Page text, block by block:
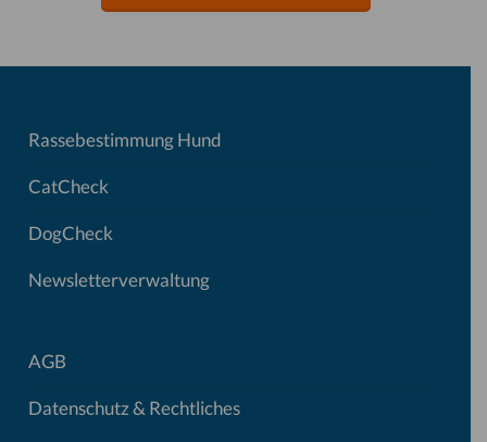
Rassebestimmung Hund
CatCheck
DogCheck
Newsletterverwaltung
AGB
Datenschutz & Rechtliches